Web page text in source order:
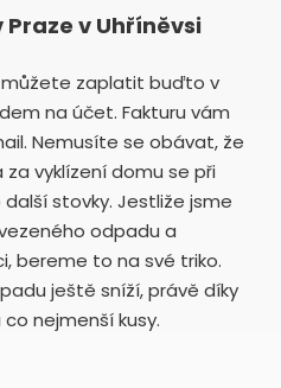
v Uhříněvsi
zaplatit buďto v
na účet. Fakturu vám
Nemusíte se obávat, že
vyklízení domu se při
stovky. Jestliže jsme
odpadu a
bereme to na své triko.
ještě sníží, právě díky
nejmenší kusy.